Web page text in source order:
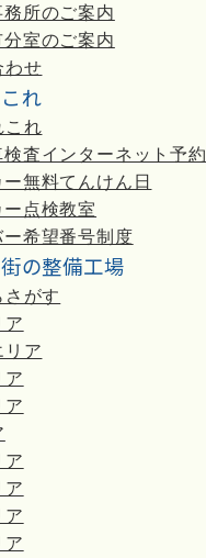
務所のご案内
分室のご案内
わせ
れ
これ
検査インターネット予約
ー無料てんけん日
点検教室
希望番号制度
の整備工場
がす
ア
リア
ア
ア
ア
ア
ア
ア